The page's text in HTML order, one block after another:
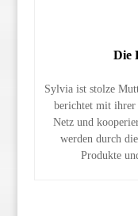
Die
Sylvia ist stolze
berichtet mit ihrer
Netz und
werden durch
Produkte